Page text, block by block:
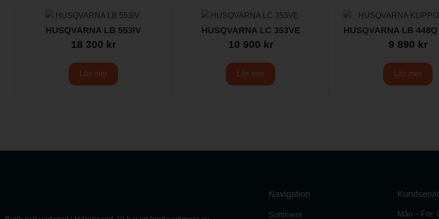
HUSQVARNA LB 553iV
18 300 kr
Läs mer
HUSQVARNA LC 353VE
10 900 kr
Läs mer
HUSQVARNA LB
9 890 kr
Läs mer
Navigation
Sortiment Mån – Fre: